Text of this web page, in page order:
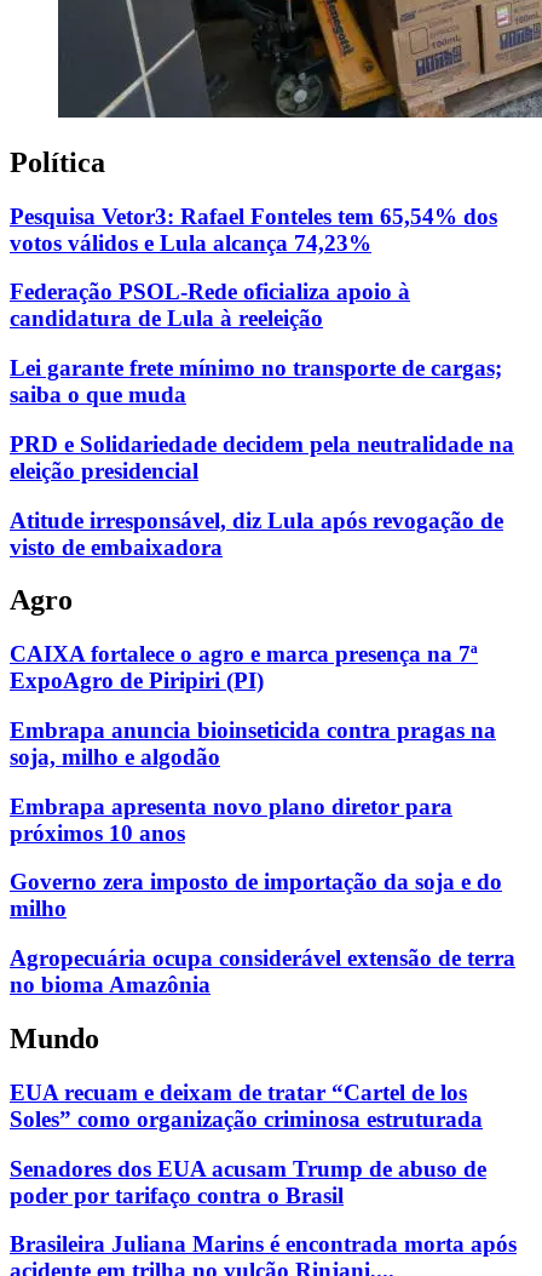
Política
Pesquisa Vetor3: Rafael Fonteles tem 65,54% dos
votos válidos e Lula alcança 74,23%
Federação PSOL-Rede oficializa apoio à
candidatura de Lula à reeleição
Lei garante frete mínimo no transporte de cargas;
saiba o que muda
PRD e Solidariedade decidem pela neutralidade na
eleição presidencial
Atitude irresponsável, diz Lula após revogação de
visto de embaixadora
Agro
CAIXA fortalece o agro e marca presença na 7ª
ExpoAgro de Piripiri (PI)
Embrapa anuncia bioinseticida contra pragas na
soja, milho e algodão
Embrapa apresenta novo plano diretor para
próximos 10 anos
Governo zera imposto de importação da soja e do
milho
Agropecuária ocupa considerável extensão de terra
no bioma Amazônia
Mundo
EUA recuam e deixam de tratar “Cartel de los
Soles” como organização criminosa estruturada
Senadores dos EUA acusam Trump de abuso de
poder por tarifaço contra o Brasil
Brasileira Juliana Marins é encontrada morta após